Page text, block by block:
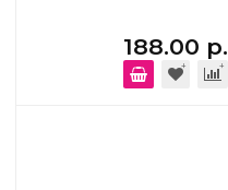
188.00 р.